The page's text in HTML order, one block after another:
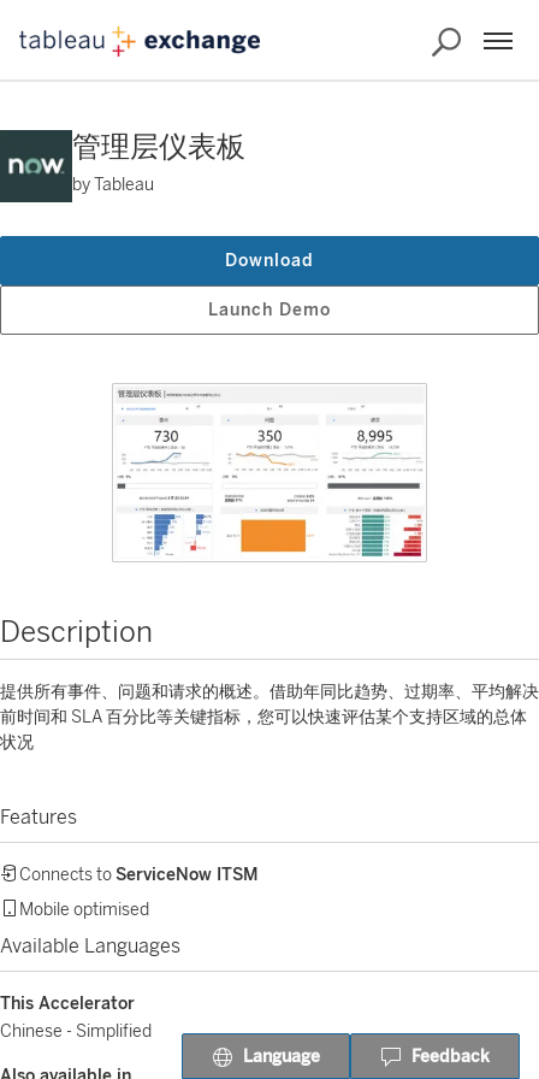
管理层仪表板
by Tableau
Launch Demo
Download
Description
提供所有事件、问题和请求的概述。借助年同比趋势、过期率、平均解决
前时间和 SLA 百分比等关键指标，您可以快速评估某个支持区域的总体
状况
Features
Connects toServiceNow ITSM
Mobile optimised
Available Languages
This Accelerator
Chinese - Simplified
Language Feedback